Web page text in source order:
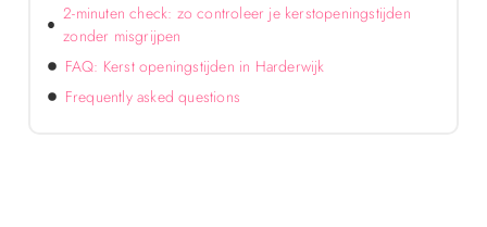
2-minuten check: zo controleer je kerstopeningstijden
zonder misgrijpen
FAQ: Kerst openingstijden in Harderwijk
Frequently asked questions